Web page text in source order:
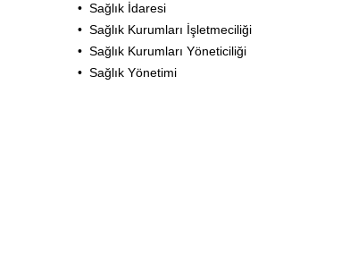
• Sağlık İdaresi
• Sağlık Kurumları İşletmeciliği
• Sağlık Kurumları Yöneticiliği
• Sağlık Yönetimi